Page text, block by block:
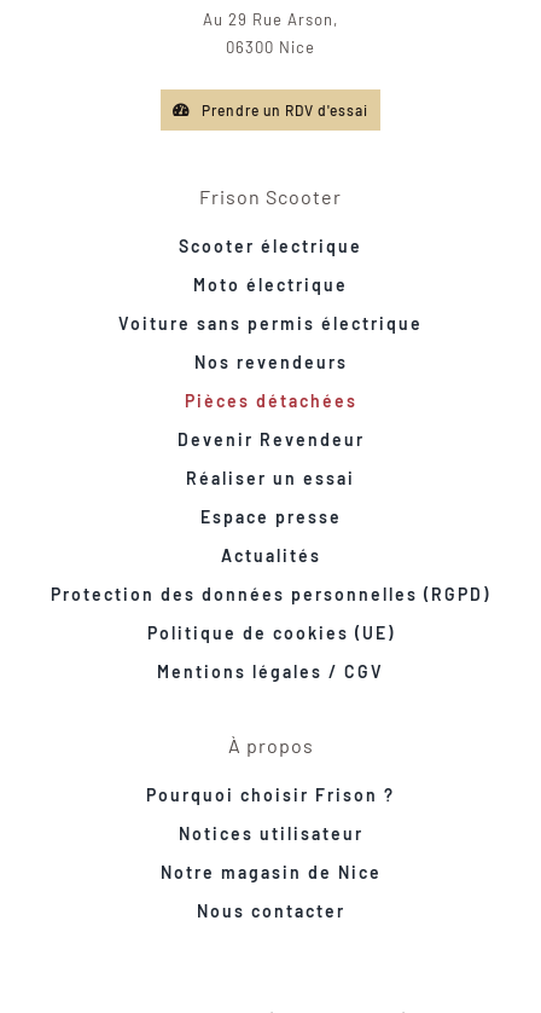
Au 29 Rue Arson,
06300 Nice
Prendre un RDV d'essai
Frison Scooter
Scooter électrique
Moto électrique
Voiture sans permis électrique
Nos revendeurs
Pièces détachées
Devenir Revendeur
Réaliser un essai
Espace presse
Actualités
Protection des données personnelles (RGPD)
Politique de cookies (UE)
Mentions légales / CGV
À propos
Pourquoi choisir Frison ?
Notices utilisateur
Notre magasin de Nice
Nous contacter